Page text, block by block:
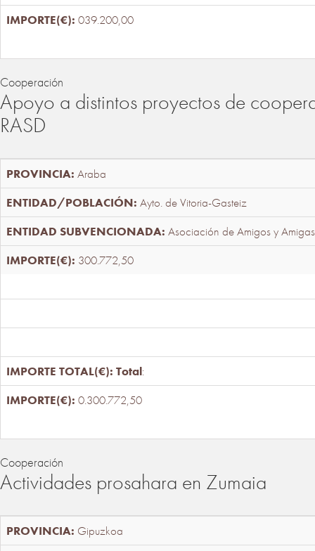
039.200,00
Cooperación
Apoyo a distintos proyectos de
RASD
Araba
Ayto. de Vitoria-Gasteiz
Asociación de Amigos y
300.772,50
Total:
0.300.772,50
Cooperación
Actividades prosahara en Zumaia
Gipuzkoa